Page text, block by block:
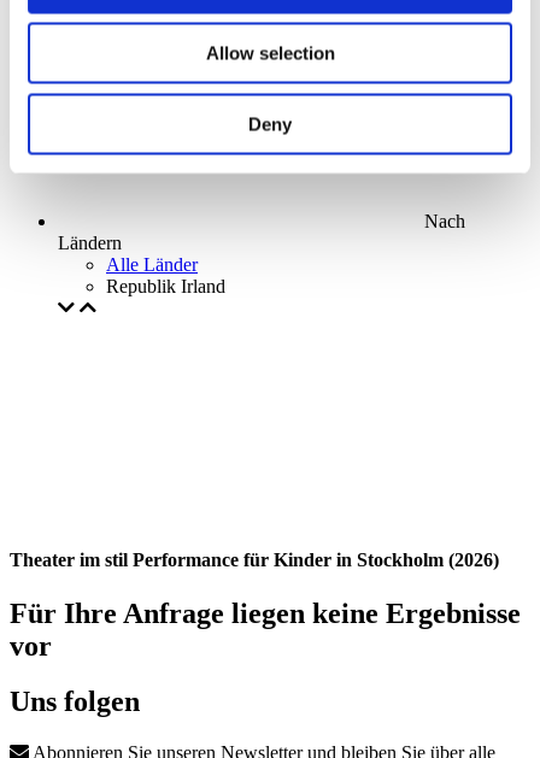
Allow selection
Deny
Anwenden
Nach
Ländern
Alle Länder
Republik Irland
Theater im stil Performance für Kinder in Stockholm (2026)
Für Ihre Anfrage liegen keine Ergebnisse
vor
Uns folgen
Abonnieren Sie unseren Newsletter und bleiben Sie über alle